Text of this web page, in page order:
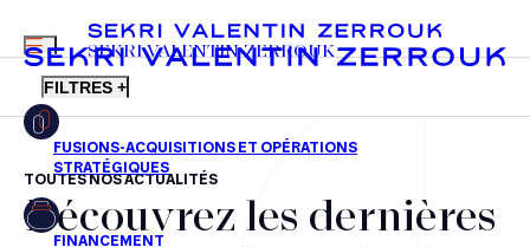
FR EN
MENU
SEKRI VALENTIN ZERROUK
FILTRES +
Fusions-acquisitions et opérations stratégiques
TOUTES NOS ACTUALITÉS
Découvrez les dernières